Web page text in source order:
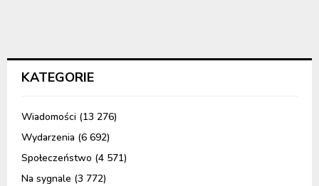
KATEGORIE
Wiadomości (13 276)
Wydarzenia (6 692)
Społeczeństwo (4 571)
Na sygnale (3 772)